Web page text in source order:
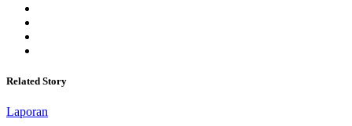
Related Story
Laporan